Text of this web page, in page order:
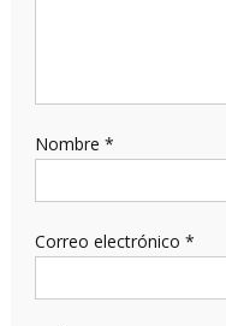
Nombre *
Correo electrónico *